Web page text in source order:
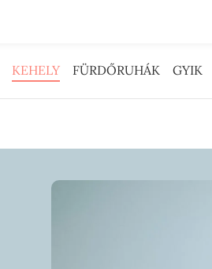
KEHELY FÜRDŐRUHÁK GYIK